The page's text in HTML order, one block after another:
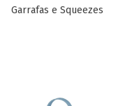
Garrafas e Squeezes